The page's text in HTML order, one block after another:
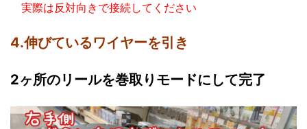
実際は反対向きで接続してください
4.伸びているワイヤーを引き
2ヶ所のリールを巻取りモードにして完了